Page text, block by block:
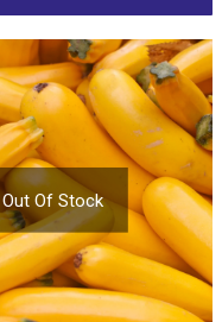
Out Of Stock